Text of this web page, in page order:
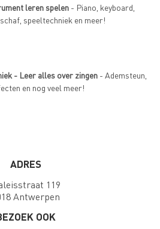
leren spelen - Piano, keyboard,
speeltechniek en meer!
- Leer alles over zingen - Ademsteun,
en nog veel meer!
ADRES
119
Antwerpen
OOK